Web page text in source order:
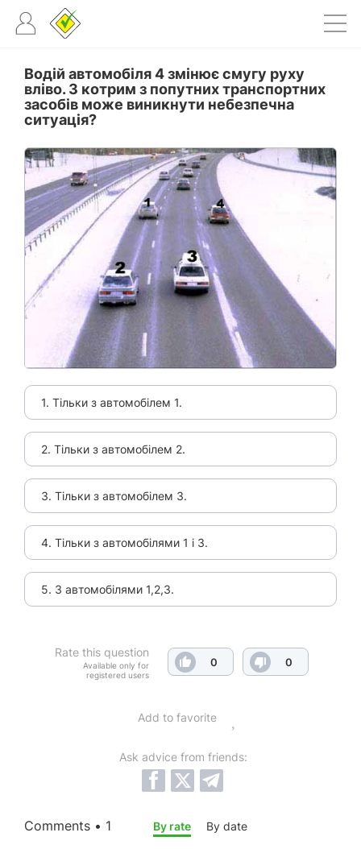
Водій автомобіля 4 змінює смугу руху
вліво. З котрим з попутних транспортних
засобів може виникнути небезпечна
ситуація?
1. Тільки з автомобілем 1.
2. Тільки з автомобілем 2.
3. Тільки з автомобілем 3.
4. Тільки з автомобілями 1 і 3.
5. З автомобілями 1,2,3.
Rate this question
Available only for
registered users
0 0
Add to favorite
Ask advice from friends:
Comments • 1 By rate By date